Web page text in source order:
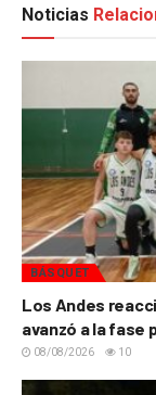
Noticias
BÁSQUET
Los Andes
avanzó a la fase
08/08/2026 10